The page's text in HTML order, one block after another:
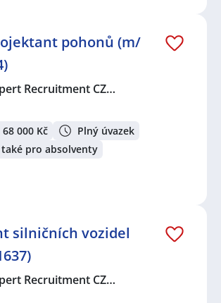
pohonů (m/
Recruitment CZ…
000 Kč
Plný úvazek
pro absolventy
silničních vozidel
Recruitment CZ…